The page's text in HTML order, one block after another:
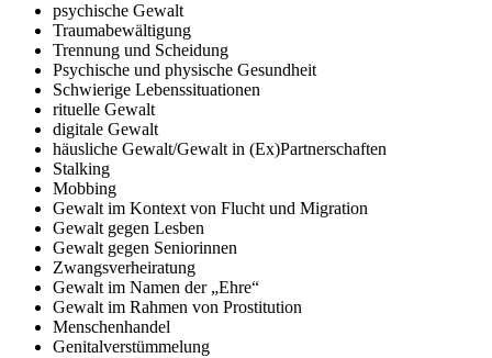
psychische Gewalt
Traumabewältigung
Trennung und Scheidung
Psychische und physische Gesundheit
Schwierige Lebenssituationen
rituelle Gewalt
digitale Gewalt
häusliche Gewalt/Gewalt in (Ex)Partnerschaften
Stalking
Mobbing
Gewalt im Kontext von Flucht und Migration
Gewalt gegen Lesben
Gewalt gegen Seniorinnen
Zwangsverheiratung
Gewalt im Namen der „Ehre“
Gewalt im Rahmen von Prostitution
Menschenhandel
Genitalverstümmelung